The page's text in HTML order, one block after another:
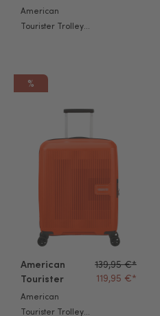
American
Tourister Trolley
American Tourister Trolley
%
American
Tourister
American
Tourister Trolley
139,95 €*
119,95 €*